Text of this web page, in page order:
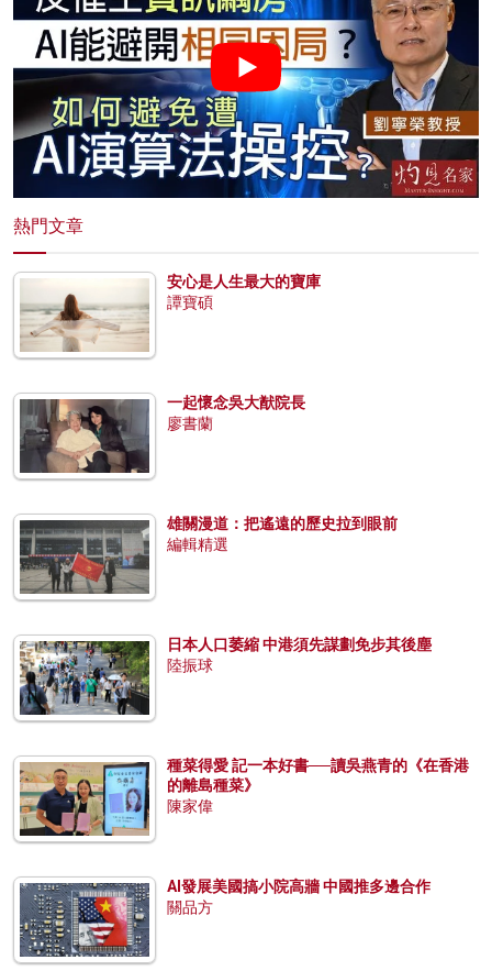
熱門文章
安心是人生最大的寶庫
譚寶碩
一起懷念吳大猷院長
廖書蘭
雄關漫道：把遙遠的歷史拉到眼前
編輯精選
日本人口萎縮 中港須先謀劃免步其後塵
陸振球
種菜得愛 記一本好書──讀吳燕青的《在香港
的離島種菜》
陳家偉
AI發展美國搞小院高牆 中國推多邊合作
關品方